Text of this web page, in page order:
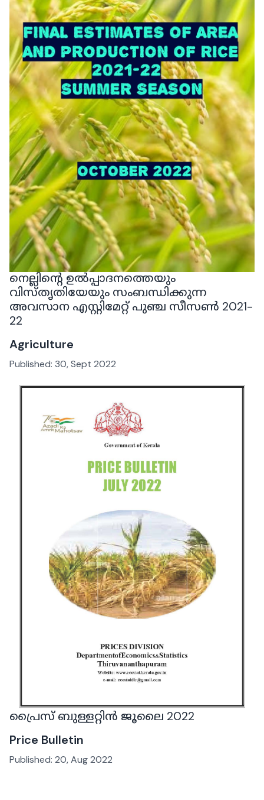
നെല്ലിന്റെ ഉൽപ്പാദനത്തെയും
വിസ്തൃതിയേയും സംബന്ധിക്കുന്ന
അവസാന എസ്റ്റിമേറ്റ് പുഞ്ച സീസൺ 2021-
22
Agriculture
Published: 30, Sept 2022
പ്രൈസ് ബുള്ളറ്റിൻ ജൂലൈ 2022
Price Bulletin
Published: 20, Aug 2022